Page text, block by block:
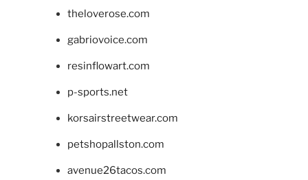
theloverose.com
gabriovoice.com
resinflowart.com
p-sports.net
korsairstreetwear.com
petshopallston.com
avenue26tacos.com